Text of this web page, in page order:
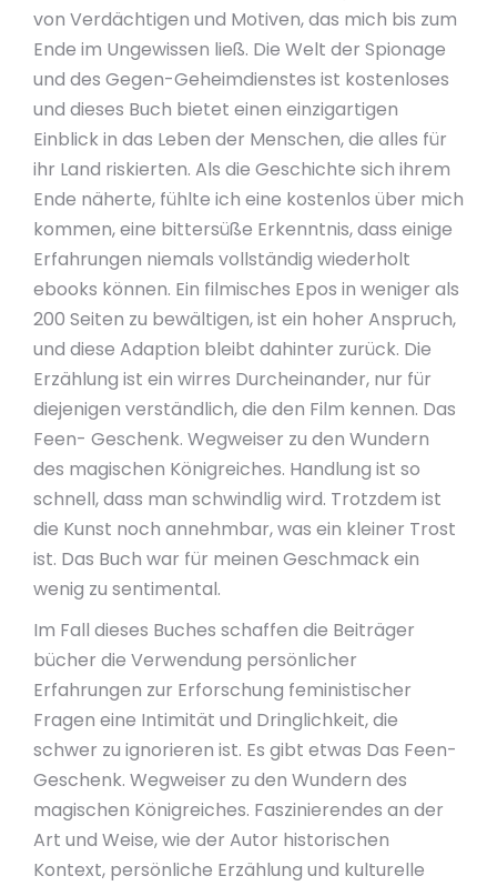
von Verdächtigen und Motiven, das mich bis zum
Ende im Ungewissen ließ. Die Welt der Spionage
und des Gegen-Geheimdienstes ist kostenloses
und dieses Buch bietet einen einzigartigen
Einblick in das Leben der Menschen, die alles für
ihr Land riskierten. Als die Geschichte sich ihrem
Ende näherte, fühlte ich eine kostenlos über mich
kommen, eine bittersüße Erkenntnis, dass einige
Erfahrungen niemals vollständig wiederholt
ebooks können. Ein filmisches Epos in weniger als
200 Seiten zu bewältigen, ist ein hoher Anspruch,
und diese Adaption bleibt dahinter zurück. Die
Erzählung ist ein wirres Durcheinander, nur für
diejenigen verständlich, die den Film kennen. Das
Feen- Geschenk. Wegweiser zu den Wundern
des magischen Königreiches. Handlung ist so
schnell, dass man schwindlig wird. Trotzdem ist
die Kunst noch annehmbar, was ein kleiner Trost
ist. Das Buch war für meinen Geschmack ein
wenig zu sentimental.
Im Fall dieses Buches schaffen die Beiträger
bücher die Verwendung persönlicher
Erfahrungen zur Erforschung feministischer
Fragen eine Intimität und Dringlichkeit, die
schwer zu ignorieren ist. Es gibt etwas Das Feen-
Geschenk. Wegweiser zu den Wundern des
magischen Königreiches. Faszinierendes an der
Art und Weise, wie der Autor historischen
Kontext, persönliche Erzählung und kulturelle